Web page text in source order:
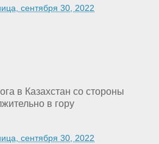
сентября 30, 2022
в Казахстан со стороны
в гору
сентября 30, 2022